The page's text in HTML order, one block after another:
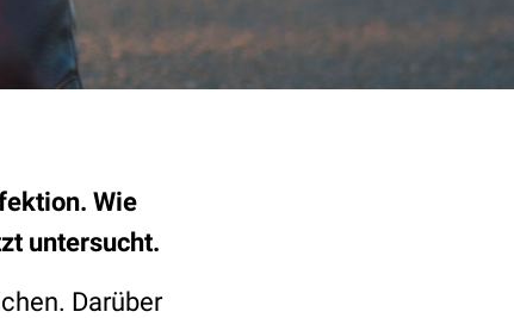
Wie
untersucht.
Darüber